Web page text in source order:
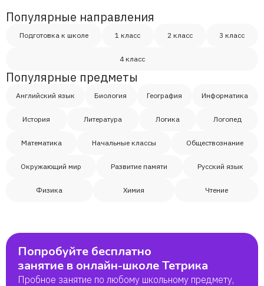
Популярные направления
Подготовка к школе 1 класс 2 класс 3 класс
4 класс
Популярные предметы
Английский язык Биология География Информатика
История Литература Логика Логопед
Математика Начальные классы Обществознание
Окружающий мир Развитие памяти Русский язык
Физика Химия Чтение
Попробуйте бесплатно
занятие в онлайн-школе Тетрика
Пробное занятие по любому школьному предмету,